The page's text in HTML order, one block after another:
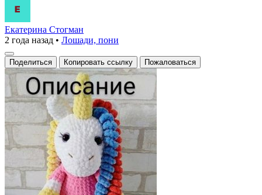
Очаровательный
вязаный
единорог
Екатерина Стогман
2 года назад • Лошади, пони
Поделиться Копировать ссылку Пожаловаться